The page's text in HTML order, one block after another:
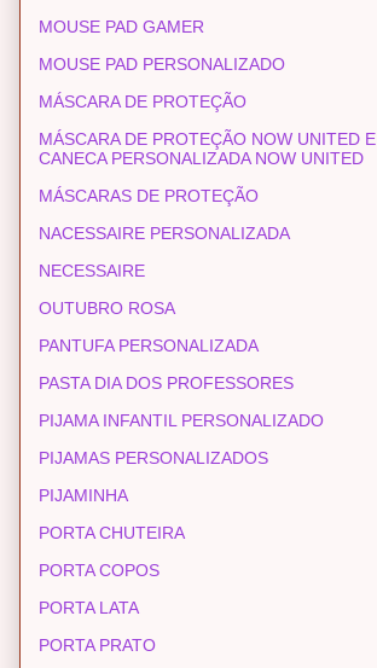
MOUSE PAD GAMER
MOUSE PAD PERSONALIZADO
MÁSCARA DE PROTEÇÃO
MÁSCARA DE PROTEÇÃO NOW UNITED E
CANECA PERSONALIZADA NOW UNITED
MÁSCARAS DE PROTEÇÃO
NACESSAIRE PERSONALIZADA
NECESSAIRE
OUTUBRO ROSA
PANTUFA PERSONALIZADA
PASTA DIA DOS PROFESSORES
PIJAMA INFANTIL PERSONALIZADO
PIJAMAS PERSONALIZADOS
PIJAMINHA
PORTA CHUTEIRA
PORTA COPOS
PORTA LATA
PORTA PRATO